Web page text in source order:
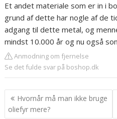
Et andet materiale som er in i
grund af dette har nogle af de
adgang til dette metal, og
mindst 10.000 år og nu også
Anmodning om fjernelse
Se det fulde svar på boshop.dk
Indlægsnavigation
Hvornår må man ikke bruge
oliefyr mere?